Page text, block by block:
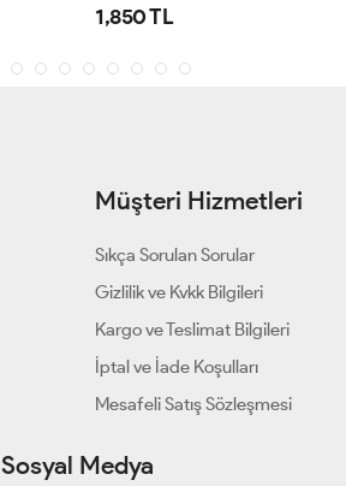
1,850 TL
Müşteri Hizmetleri
Sıkça Sorulan Sorular
Gizlilik ve Kvkk Bilgileri
Kargo ve Teslimat Bilgileri
İptal ve İade Koşulları
Mesafeli Satış Sözleşmesi
Sosyal Medya